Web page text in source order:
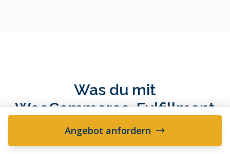
Was du mit
WooCommerce-Fulfillment
bekommst
Angebot anfordern